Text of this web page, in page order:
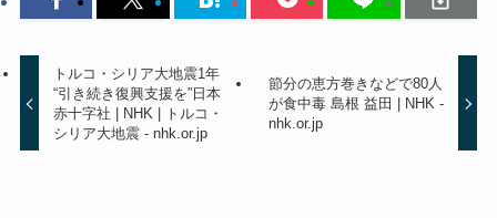
トルコ・シリア大地震1年
“引き続き復興支援を”日本
赤十字社 | NHK | トルコ・
シリア大地震 - nhk.or.jp
節分の恵方巻きなどで80人
が食中毒 島根 益田 | NHK -
nhk.or.jp